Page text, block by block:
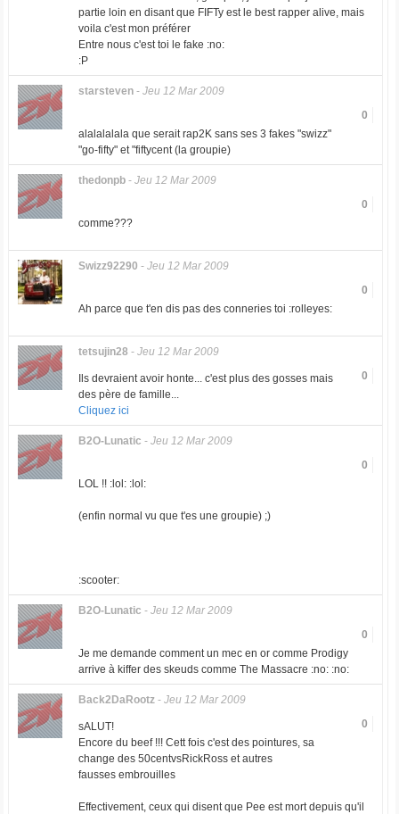
partie loin en disant que FIFTy est le best rapper alive, mais
voila c'est mon préférer
Entre nous c'est toi le fake :no:
:P
starsteven- Jeu 12 Mar 2009
0
alalalalala que serait rap2K sans ses 3 fakes "swizz"
"go-fifty" et "fiftycent (la groupie)
thedonpb- Jeu 12 Mar 2009
0
comme???
Swizz92290 - Jeu 12 Mar 2009
0
Ah parce que t'en dis pas des conneries toi :rolleyes:
tetsujin28 - Jeu 12 Mar 2009
0
Ils devraient avoir honte... c'est plus des gosses mais
des père de famille...
Cliquez ici
B2O-Lunatic - Jeu 12 Mar 2009
0
LOL !! :lol: :lol:
(enfin normal vu que t'es une groupie) ;)
:scooter:
B2O-Lunatic - Jeu 12 Mar 2009
0
Je me demande comment un mec en or comme Prodigy
arrive à kiffer des skeuds comme The Massacre :no: :no:
Back2DaRootz- Jeu 12 Mar 2009
0
sALUT!
Encore du beef !!! Cett fois c'est des pointures, sa
change des 50centvsRickRoss et autres
fausses embrouilles
Effectivement, ceux qui disent que Pee est mort depuis qu'il